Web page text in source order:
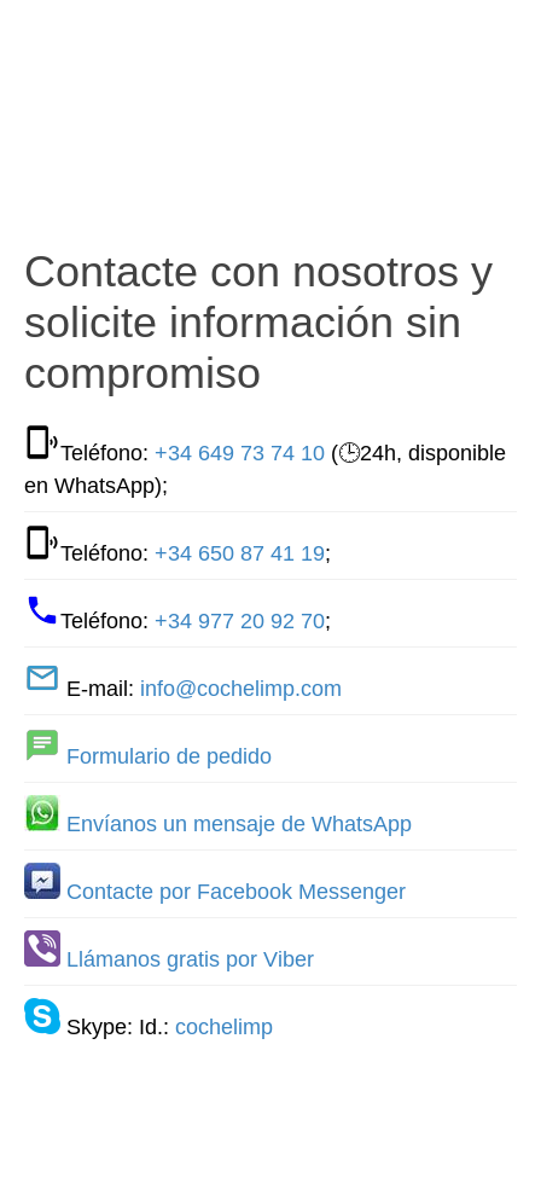
Contacte con nosotros y
solicite información sin
compromiso
Teléfono: +34 649 73 74 10 (🕒24h, disponible
en WhatsApp);
Teléfono: +34 650 87 41 19;
Teléfono: +34 977 20 92 70;
E-mail: info@cochelimp.com
Formulario de pedido
Envíanos un mensaje de WhatsApp
Contacte por Facebook Messenger
Llámanos gratis por Viber
Skype: Id.: cochelimp